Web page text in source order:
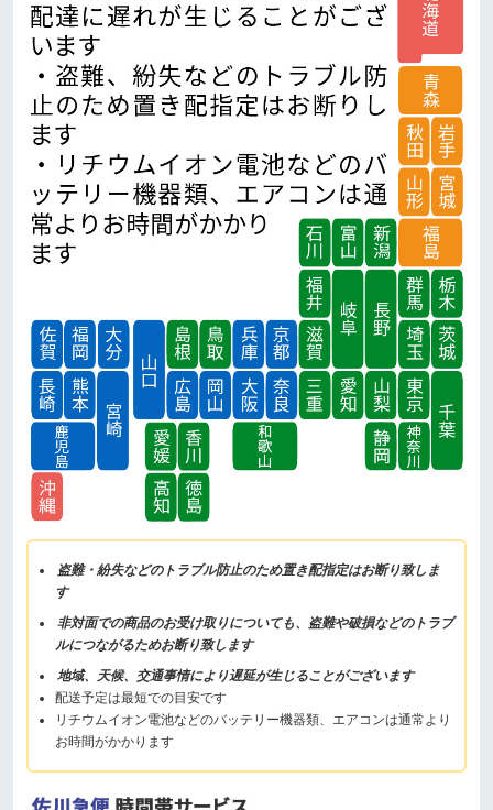
盗難・紛失などのトラブル防止のため置き配指定はお断り致しま
す
非対面での商品のお受け取りについても、盗難や破損などのトラブ
ルにつながるためお断り致します
地域、天候、交通事情により遅延が生じることがございます
配送予定は最短での目安です
リチウムイオン電池などのバッテリー機器類、エアコンは通常より
お時間がかかります